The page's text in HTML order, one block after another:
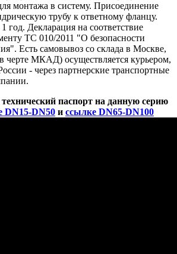
монтажа в систему. Присоединение
трубу к ответному фланцу.
год. Декларация на соответствие
ТС 010/2011 "О безопасности
Есть самовывоз со склада в Москве,
черте МКАД) осуществляется курьером,
- через партнерские транспортные
паспорт на данную серию
DN15-DN50 и ссылке DN65-DN100